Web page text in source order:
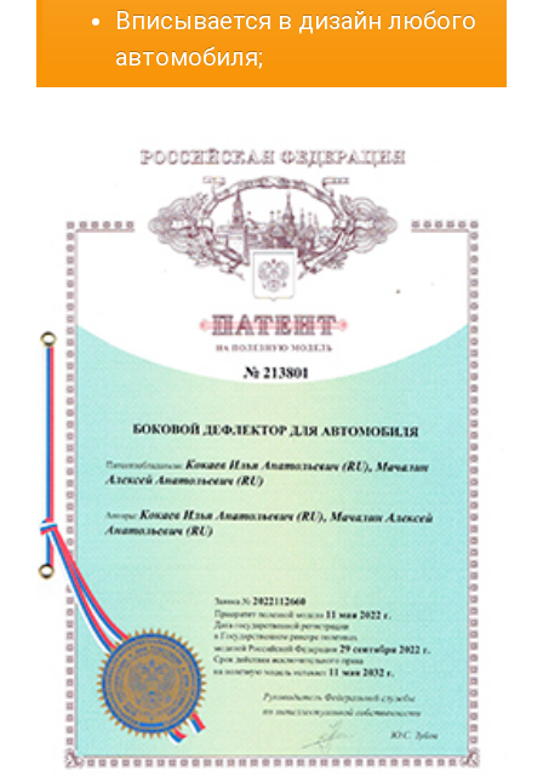
Вписывается в дизайн любого
автомобиля;